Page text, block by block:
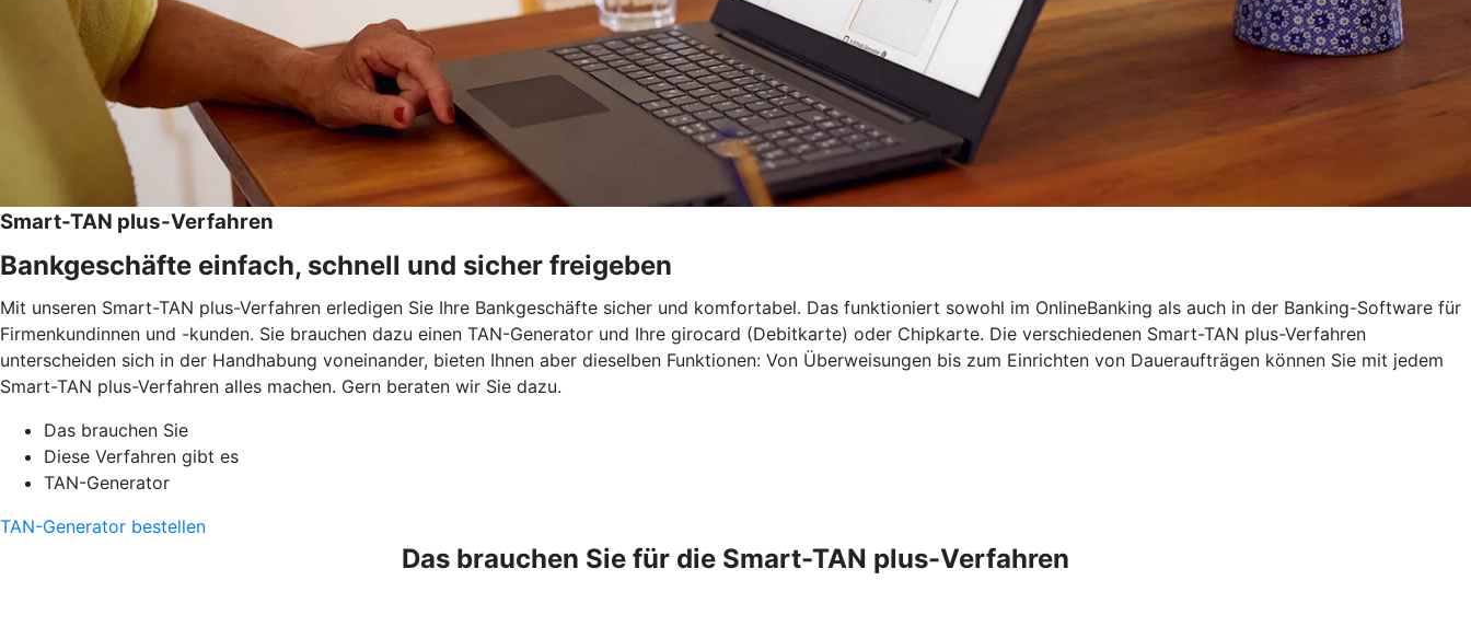
Smart-TAN plus-Verfahren
Bankgeschäfte einfach, schnell und sicher freigeben
Mit unseren Smart-TAN plus-Verfahren erledigen Sie Ihre Bankgeschäfte sicher und komfortabel. Das funktioniert sowohl im OnlineBanking als auch in der Banking-Software für
Firmenkundinnen und -kunden. Sie brauchen dazu einen TAN-Generator und Ihre girocard (Debitkarte) oder Chipkarte. Die verschiedenen Smart-TAN plus-Verfahren
unterscheiden sich in der Handhabung voneinander, bieten Ihnen aber dieselben Funktionen: Von Überweisungen bis zum Einrichten von Daueraufträgen können Sie mit jedem
Smart-TAN plus-Verfahren alles machen. Gern beraten wir Sie dazu.
Das brauchen Sie
Diese Verfahren gibt es
TAN-Generator
TAN-Generator bestellen
Das brauchen Sie für die Smart-TAN plus-Verfahren